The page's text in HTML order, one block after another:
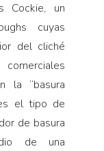
Cockie, un
cuyas
del cliché
la “basura
el tipo de
de basura
de una